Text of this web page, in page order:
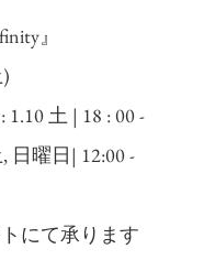
』
土 | 18 : 00 -
日曜日| 12:00 -
にて承ります